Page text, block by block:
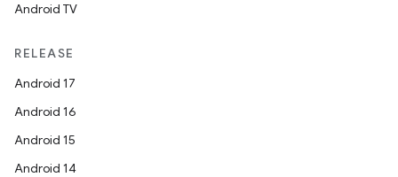
Android TV
RELEASE
Android 17
Android 16
Android 15
Android 14